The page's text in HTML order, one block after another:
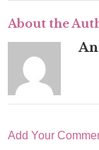
About the
Add Your